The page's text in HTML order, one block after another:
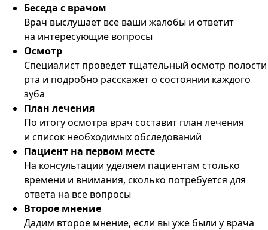
Беседа с врачом
Врач выслушает все ваши жалобы и ответит
на интересующие вопросы
Осмотр
Специалист проведёт тщательный осмотр полости
рта и подробно расскажет о состоянии каждого
зуба
План лечения
По итогу осмотра врач составит план лечения
и список необходимых обследований
Пациент на первом месте
На консультации уделяем пациентам столько
времени и внимания, сколько потребуется для
ответа на все вопросы
Второе мнение
Дадим второе мнение, если вы уже были у врача